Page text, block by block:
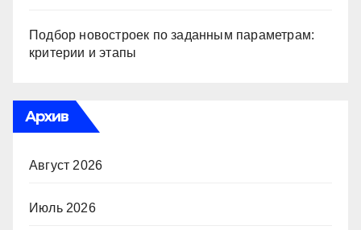
Подбор новостроек по заданным параметрам:
критерии и этапы
Архив
Август 2026
Июль 2026